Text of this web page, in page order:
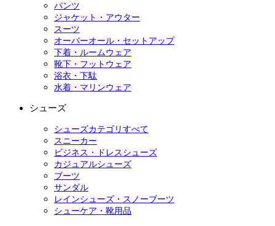
パンツ
ジャケット・アウター
スーツ
オーバーオール・セットアップ
下着・ルームウェア
靴下・フットウェア
浴衣・下駄
水着・マリンウェア
シューズ
シューズカテゴリすべて
スニーカー
ビジネス・ドレスシューズ
カジュアルシューズ
ブーツ
サンダル
レインシューズ・スノーブーツ
シューケア・靴用品